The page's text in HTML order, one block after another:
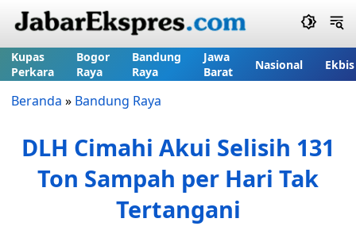
Kupas
Perkara
Bogor
Raya
Bandung
Raya
Jawa
Barat
Nasional Ekbis
Beranda » Bandung Raya
DLH Cimahi Akui Selisih 131
Ton Sampah per Hari Tak
Tertangani